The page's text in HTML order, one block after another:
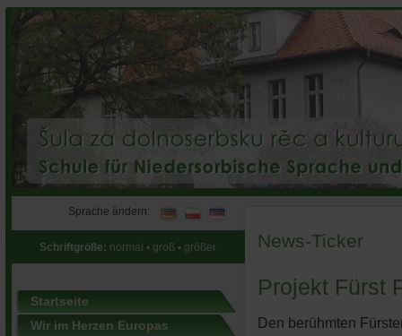
Sprache ändern:
Schriftgröße: normal • groß • größer
Startseite
Wir im Herzen Europas
News-Ticker
Projekt Fürst
Den berühmten